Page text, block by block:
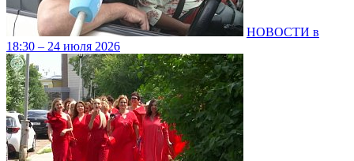
НОВОСТИ в
18:30 – 24 июля 2026